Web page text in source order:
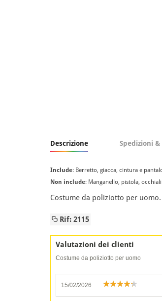
Descrizione Spedizioni &
Include: Berretto, giacca, cintura e
Non include: Manganello, pistola,
Costume da poliziotto per
Rif: 2115
Valutazioni dei clienti
Costume da poliziotto per uomo
15/02/2026